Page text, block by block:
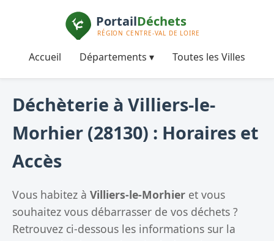
Accueil Départements ▾ Toutes les Villes
Déchèterie à Villiers-le-
Morhier (28130) : Horaires et
Accès
Vous habitez à Villiers-le-Morhier et vous
souhaitez vous débarrasser de vos déchets ?
Retrouvez ci-dessous les informations sur la